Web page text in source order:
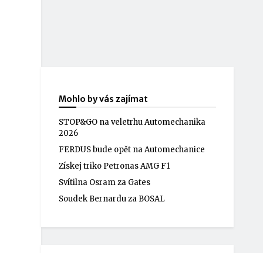
Mohlo by vás zajímat
STOP&GO na veletrhu Automechanika
2026
FERDUS bude opět na Automechanice
Získej triko Petronas AMG F1
Svítilna Osram za Gates
Soudek Bernardu za BOSAL